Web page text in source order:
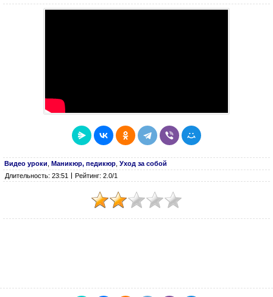
Видео уроки Маникюр, педикюр Уход за собой
Длительность: 23:51
Рейтинг: 2.0/1